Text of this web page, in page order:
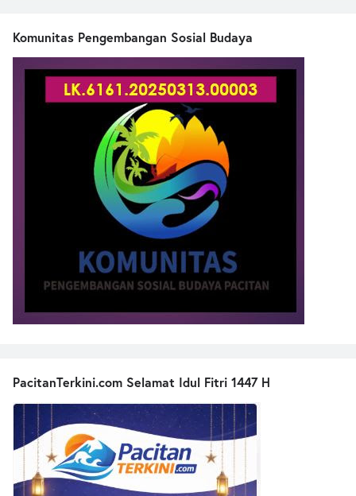
Komunitas Pengembangan Sosial Budaya
PacitanTerkini.com Selamat Idul Fitri 1447 H